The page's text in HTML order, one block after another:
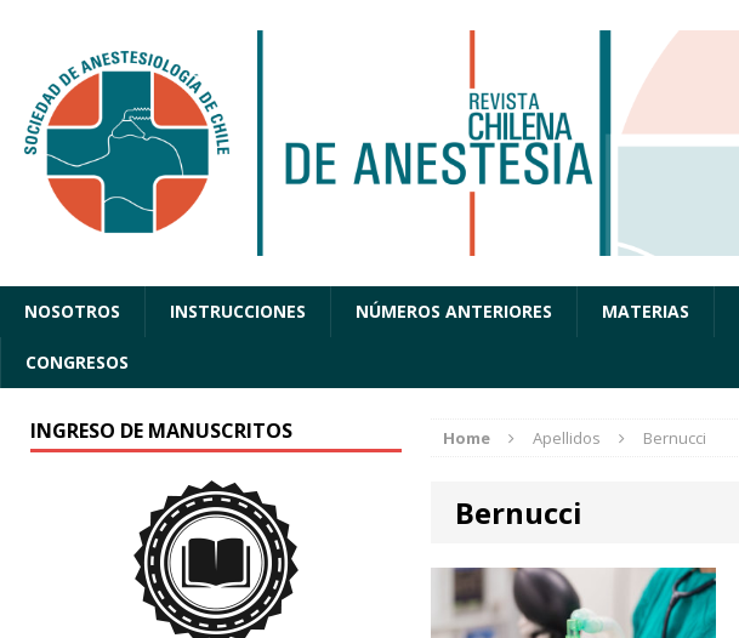
NOSOTROS INSTRUCCIONES NÚMEROS ANTERIORES MATERIAS
CONGRESOS
Home Apellidos Bernucci
Bernucci
INGRESO DE MANUSCRITOS